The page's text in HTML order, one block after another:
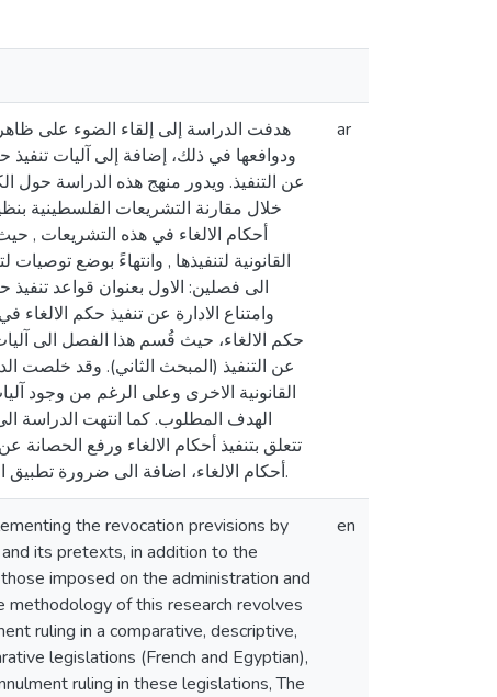
هدفت الدراسة إلى إلقاء الضوء على
ودوافعها في ذلك، إضافة إلى آليات
عن التنفيذ. ويدور منهج هذه الدراسة
خلال مقارنة التشريعات الفلسطينية
أحكام الالغاء في هذه التشريعات ,
القانونية لتنفيذها , وانتهاءً بوضع
الى فصلين: الاول بعنوان قواعد تنفيذ
وامتناع الادارة عن تنفيذ حكم
حكم الالغاء، حيث قُسم هذا الفصل الى
عن التنفيذ (المبحث الثاني). وقد خلصت
القانونية الاخرى وعلى الرغم من وجود
تتعلق بتنفيذ أحكام الالغاء ورفع
أحكام الالغاء، اضافة الى ضرورة تطبيق الغرامة التهديدية في التشريع الفلسطيني لما في ذلك من إجبار للإدارة على تنفيذ تلك الاحكام.
ar
the revocation previsions by
its pretexts, in addition to the
imposed on the administration and
of this research revolves
ruling in a comparative, descriptive,
legislations (French and Egyptian),
ruling in these legislations, The
en